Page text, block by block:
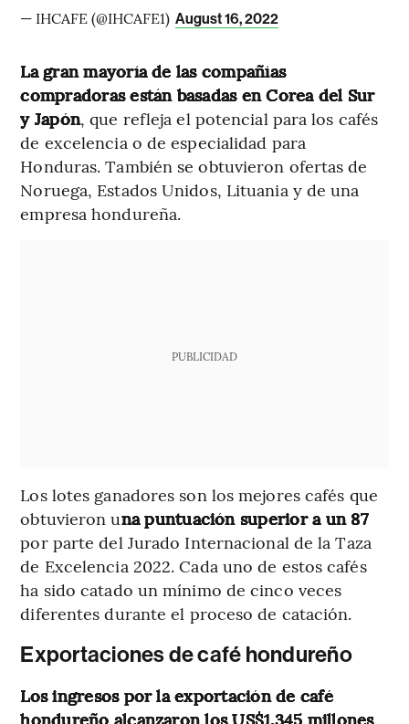
— IHCAFE (@IHCAFE1) August 16, 2022
La gran mayoría de las compañías
compradoras están basadas en Corea del Sur
y Japón, que refleja el potencial para los cafés
de excelencia o de especialidad para
Honduras. También se obtuvieron ofertas de
Noruega, Estados Unidos, Lituania y de una
empresa hondureña.
PUBLICIDAD
Los lotes ganadores son los mejores cafés que
obtuvieron una puntuación superior a un 87
por parte del Jurado Internacional de la Taza
de Excelencia 2022. Cada uno de estos cafés
ha sido catado un mínimo de cinco veces
diferentes durante el proceso de catación.
Exportaciones de café hondureño
Los ingresos por la exportación de café
hondureño alcanzaron los US$1.345 millones